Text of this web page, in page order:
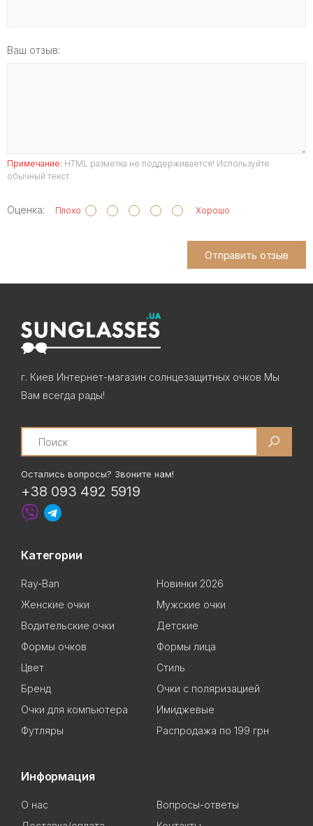
Ваш отзыв:
Примечание: HTML разметка не поддерживается! Используйте
обычный текст.
Оценка: Плохо Хорошо
Отправить отзыв
г. Киев Интернет-магазин солнцезащитных очков Мы
Вам всегда рады!
Search
Остались вопросы? Звоните нам!
+38 093 492 5919
Категории
Ray-Ban
Новинки 2026
Женские очки
Мужские очки
Водительские очки
Детские
Формы очков
Формы лица
Цвет
Стиль
Бренд
Очки с поляризацией
Очки для компьютера
Имиджевые
Футляры
Распродажа по 199 грн
Информация
О нас
Вопросы-ответы